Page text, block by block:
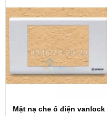
Mặt nạ che ổ điện vanlock